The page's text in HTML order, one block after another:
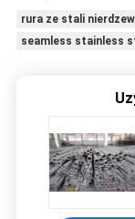
rura ze stali
seamless stainless